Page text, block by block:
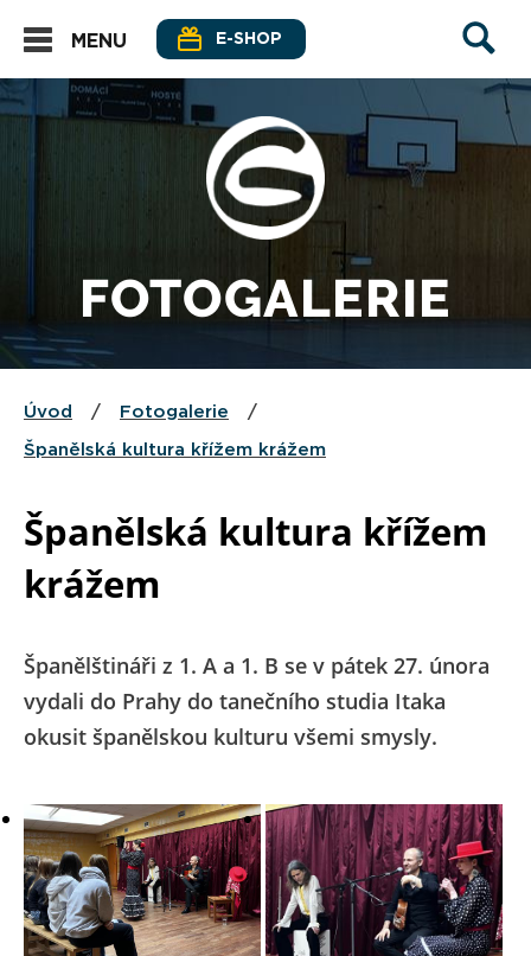
MENU E-SHOP
FOTOGALERIE
Úvod / Fotogalerie /
Španělská kultura křížem krážem
Španělská kultura křížem
krážem
Španělštináři z 1. A a 1. B se v pátek 27. února
vydali do Prahy do tanečního studia Itaka
okusit španělskou kulturu všemi smysly.